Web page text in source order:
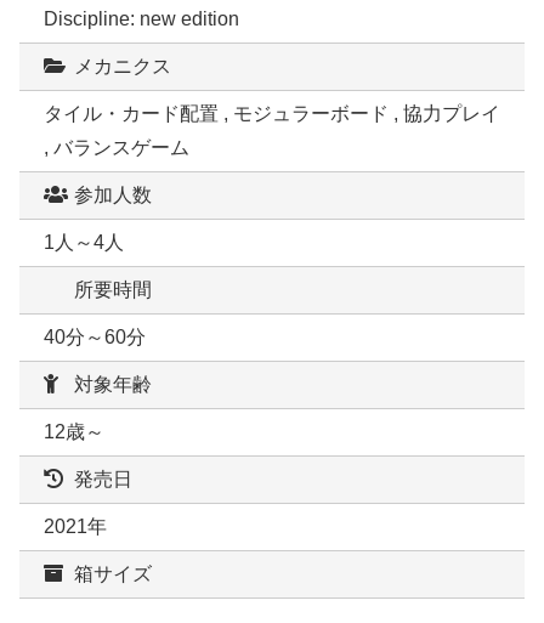
Discipline: new edition
メカニクス
タイル・カード配置 , モジュラーボード , 協力プレイ
, バランスゲーム
参加人数
1人～4人
所要時間
40分～60分
対象年齢
12歳～
発売日
2021年
箱サイズ